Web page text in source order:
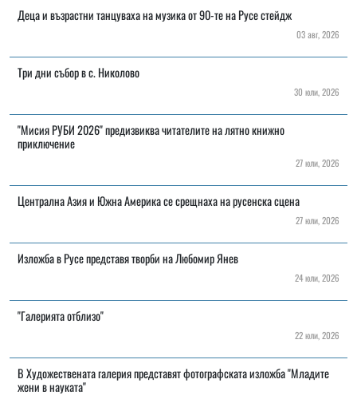
Деца и възрастни танцуваха на музика от 90-те на Русе стейдж
03 авг, 2026
Три дни събор в с. Николово
30 юли, 2026
"Мисия РУБИ 2026" предизвиква читателите на лятно книжно
приключение
27 юли, 2026
Централна Азия и Южна Америка се срещнаха на русенска сцена
27 юли, 2026
Изложба в Русе представя творби на Любомир Янев
24 юли, 2026
"Галерията отблизо"
22 юли, 2026
В Художествената галерия представят фотографската изложба "Младите
жени в науката"